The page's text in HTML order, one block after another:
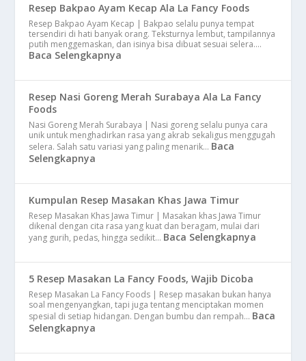
Resep Bakpao Ayam Kecap Ala La Fancy Foods
Resep Bakpao Ayam Kecap | Bakpao selalu punya tempat
tersendiri di hati banyak orang. Teksturnya lembut, tampilannya
putih menggemaskan, dan isinya bisa dibuat sesuai selera.…
Baca Selengkapnya
Resep Nasi Goreng Merah Surabaya Ala La Fancy
Foods
Nasi Goreng Merah Surabaya | Nasi goreng selalu punya cara
unik untuk menghadirkan rasa yang akrab sekaligus menggugah
selera. Salah satu variasi yang paling menarik… Baca
Selengkapnya
Kumpulan Resep Masakan Khas Jawa Timur
Resep Masakan Khas Jawa Timur | Masakan khas Jawa Timur
dikenal dengan cita rasa yang kuat dan beragam, mulai dari
yang gurih, pedas, hingga sedikit… Baca Selengkapnya
5 Resep Masakan La Fancy Foods, Wajib Dicoba
Resep Masakan La Fancy Foods | Resep masakan bukan hanya
soal mengenyangkan, tapi juga tentang menciptakan momen
spesial di setiap hidangan. Dengan bumbu dan rempah… Baca
Selengkapnya